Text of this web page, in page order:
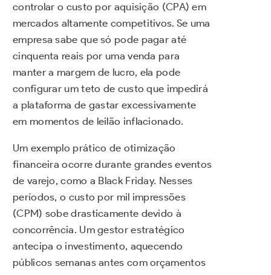
controlar o custo por aquisição (CPA) em
mercados altamente competitivos. Se uma
empresa sabe que só pode pagar até
cinquenta reais por uma venda para
manter a margem de lucro, ela pode
configurar um teto de custo que impedirá
a plataforma de gastar excessivamente
em momentos de leilão inflacionado.
Um exemplo prático de otimização
financeira ocorre durante grandes eventos
de varejo, como a Black Friday. Nesses
períodos, o custo por mil impressões
(CPM) sobe drasticamente devido à
concorrência. Um gestor estratégico
antecipa o investimento, aquecendo
públicos semanas antes com orçamentos